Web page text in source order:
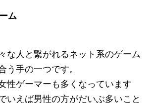
ム
な人と繋がれるネット系のゲーム
う手の一つです。
性ゲーマーも多くなっています
いえば男性の方がだいぶ多いこと